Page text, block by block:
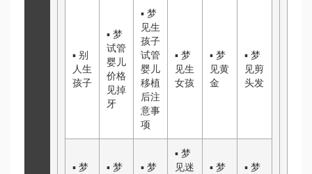
▪ 别
人生
孩子
▪ 梦
试管
婴儿
价格
见掉
牙
▪ 梦
见生
孩子
试管
婴儿
移植
后注
意事
项
▪ 梦
见生
女孩
▪ 梦
见黄
金
▪ 梦
见剪
头发
▪ 梦
▪ 梦
▪ 梦
▪ 梦
见迷
▪ 梦
▪ 梦